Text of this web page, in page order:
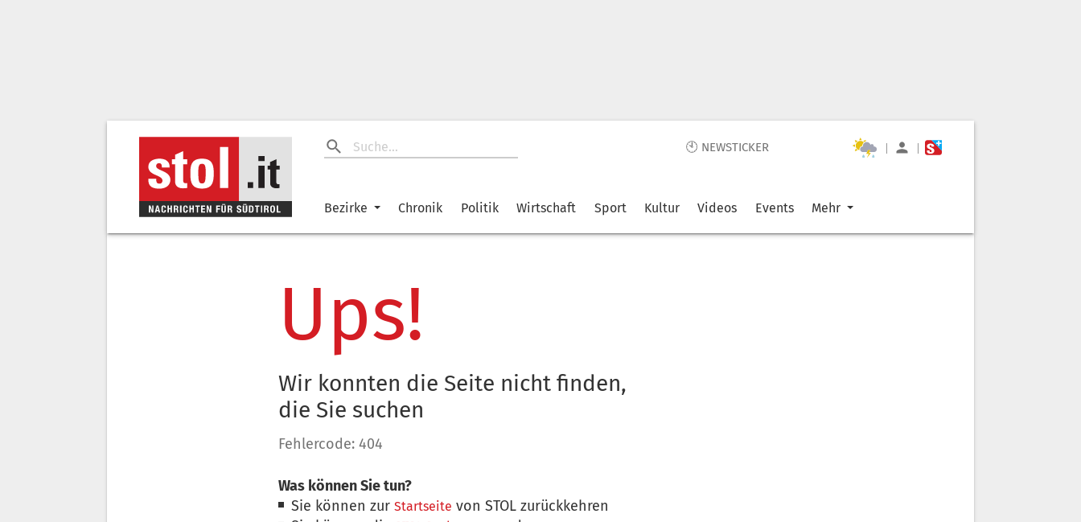
🕙 NEWSTICKER | |
Bezirke Chronik Politik Wirtschaft Sport Kultur Videos Events Mehr
Ups!
Wir konnten die Seite nicht finden,
die Sie suchen
Fehlercode: 404
Was können Sie tun?
Sie können zurStartseite von STOL zurückkehren